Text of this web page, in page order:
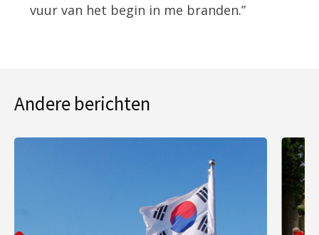
vuur van het begin in me branden.”
Andere berichten